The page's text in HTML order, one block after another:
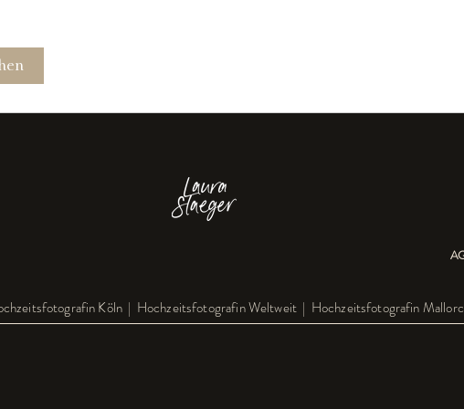
Köln | Hochzeitsfotografin Weltweit | Hochzeitsfotografin